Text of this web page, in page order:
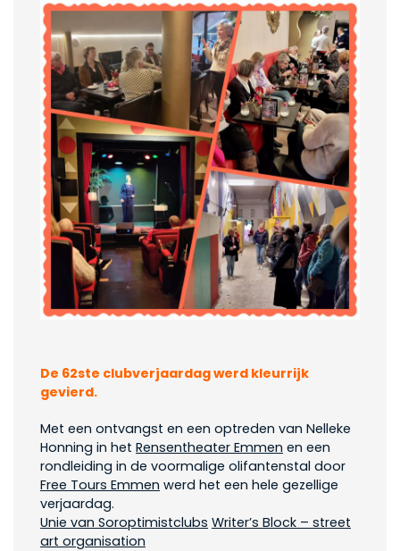
De 62ste clubverjaardag werd kleurrijk
gevierd.
Met een ontvangst en een optreden van Nelleke
Honning in het Rensentheater Emmen en een
rondleiding in de voormalige olifantenstal door
Free Tours Emmen werd het een hele gezellige
verjaardag.
Unie van Soroptimistclubs Writer’s Block – street
art organisation